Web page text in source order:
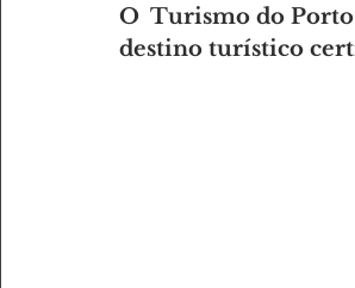
Gente da nossa Terra AMANTES
O  Turismo do
destino turístico